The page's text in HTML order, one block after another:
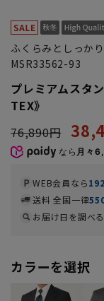
ふくらみとしっか
MSR33562-93
プレミアムスタ
TEX》
76,890円
なら 月々
WEB会員なら192
送料 全国一律
お届け日を調べ
カラーを選択